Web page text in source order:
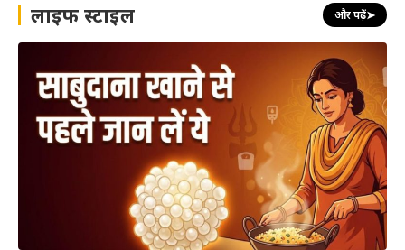
लाइफ स्टाइल और पढ़ें➤